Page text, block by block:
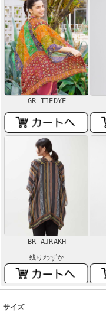
GR TIEDYE
BR AJRAKH
残りわずか
サイズ